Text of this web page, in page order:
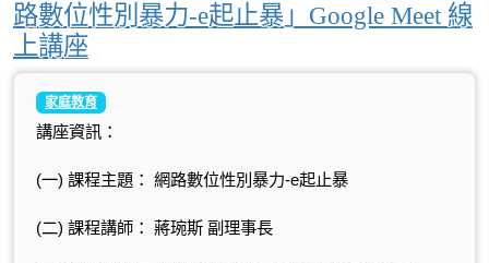
路數位性別暴力-e起止暴」Google Meet 線
上講座
家庭教育
講座資訊：
(一) 課程主題： 網路數位性別暴力-e起止暴
(二) 課程講師： 蔣琬斯 副理事長